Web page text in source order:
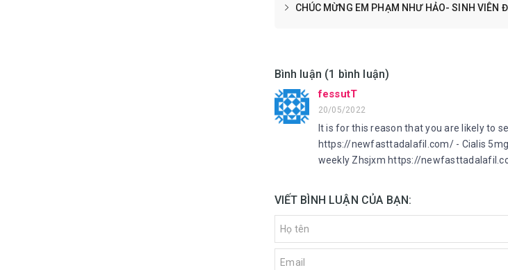
CHÚC MỪNG EM PHẠM NHƯ HẢO- SINH VIÊN
Bình luận (1 bình luận)
fessutT
20/05/2022
It is for this reason that you are likely to
https://newfasttadalafil.com/ - Cialis
weekly Zhsjxm https://
VIẾT BÌNH LUẬN CỦA BẠN: